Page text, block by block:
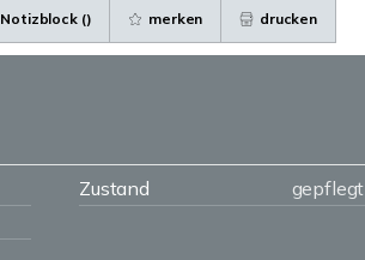
Notizblock () merken drucken
Zustand
gepflegt